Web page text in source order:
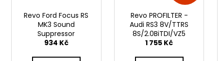
Revo Ford Focus RS
MK3 Sound
Suppressor
934 Kč
Revo PROFILTER -
Audi RS3 8V/TTRS
8S/2.0BiTDI/VZ5
1 755 Kč